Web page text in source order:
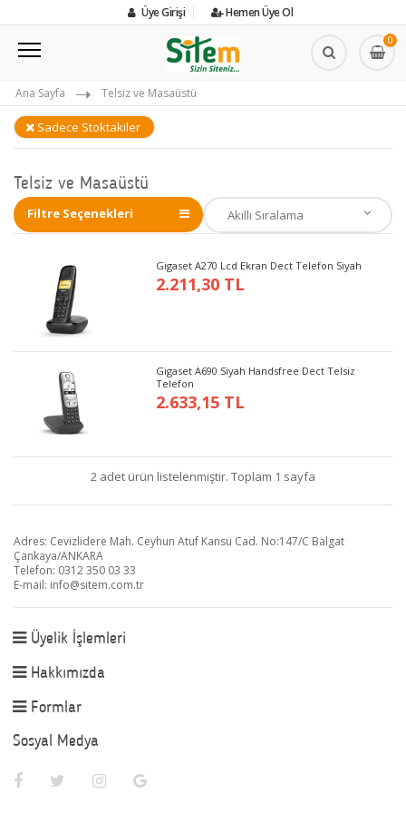
Üye Girişi Hemen Üye Ol
0
Ana Sayfa Telsiz ve Masaüstü
Sadece Stoktakiler
Telsiz ve Masaüstü
Filtre Seçenekleri
Gigaset A270 Lcd Ekran Dect Telefon Siyah
2.211,30 TL
Gigaset A690 Siyah Handsfree Dect Telsiz
Telefon
2.633,15 TL
2 adet ürün listelenmiştir. Toplam 1 sayfa
Adres: Cevizlidere Mah. Ceyhun Atuf Kansu Cad. No:147/C Balgat
Çankaya/ANKARA
Telefon: 0312 350 03 33
E-mail: info@sitem.com.tr
Üyelik İşlemleri
Hakkımızda
Formlar
Sosyal Medya